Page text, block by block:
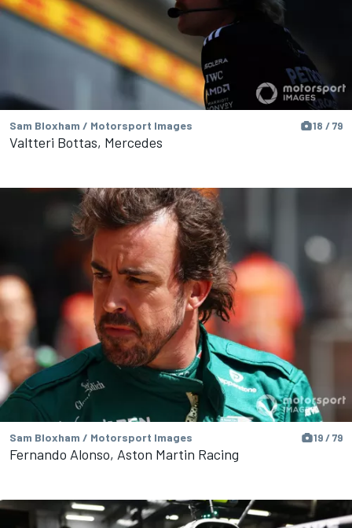
Sam Bloxham / Motorsport Images 18 / 79
Valtteri Bottas, Mercedes
Sam Bloxham / Motorsport Images 19 / 79
Fernando Alonso, Aston Martin Racing